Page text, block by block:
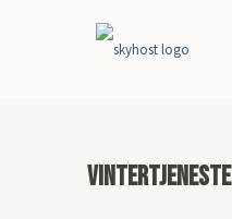
VINTERTJENESTE